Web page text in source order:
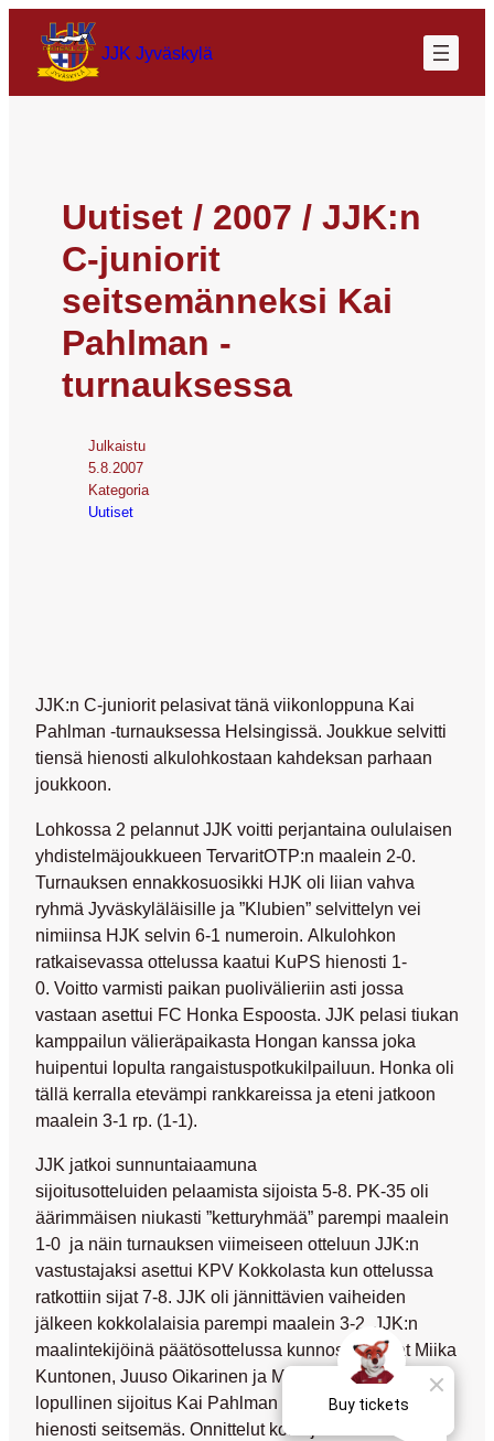
JJK Jyväskylä
Uutiset / 2007 / JJK:n
C-juniorit
seitsemänneksi Kai
Pahlman -
turnauksessa
Julkaistu
5.8.2007
Kategoria
Uutiset
JJK:n C-juniorit pelasivat tänä viikonloppuna Kai
Pahlman -turnauksessa Helsingissä. Joukkue selvitti
tiensä hienosti alkulohkostaan kahdeksan parhaan
joukkoon.
Lohkossa 2 pelannut JJK voitti perjantaina oululaisen
yhdistelmäjoukkueen TervaritOTP:n maalein 2-0.
Turnauksen ennakkosuosikki HJK oli liian vahva
ryhmä Jyväskyläläisille ja ”Klubien” selvittelyn vei
nimiinsa HJK selvin 6-1 numeroin. Alkulohkon
ratkaisevassa ottelussa kaatui KuPS hienosti 1-
0. Voitto varmisti paikan puolivälieriin asti jossa
vastaan asettui FC Honka Espoosta. JJK pelasi tiukan
kamppailun välieräpaikasta Hongan kanssa joka
huipentui lopulta rangaistuspotkukilpailuun. Honka oli
tällä kerralla etevämpi rankkareissa ja eteni jatkoon
maalein 3-1 rp. (1-1).
JJK jatkoi sunnuntaiaamuna
sijoitusotteluiden pelaamista sijoista 5-8. PK-35 oli
äärimmäisen niukasti ”ketturyhmää” parempi maalein
1-0 ja näin turnauksen viimeiseen otteluun JJK:n
vastustajaksi asettui KPV Kokkolasta kun ottelussa
ratkottiin sijat 7-8. JJK oli jännittävien vaiheiden
jälkeen kokkolalaisia parempi maalein 3-2. JJK:n
maalintekijöinä päätösottelussa kunnostautuivat Miika
Kuntonen, Juuso Oikarinen ja Mikko Hiltunen.
JJK:n
lopullinen sijoitus Kai Pahlman -turnauksessa oli
hienosti seitsemäs. Onnittelut koko joukkueelle!